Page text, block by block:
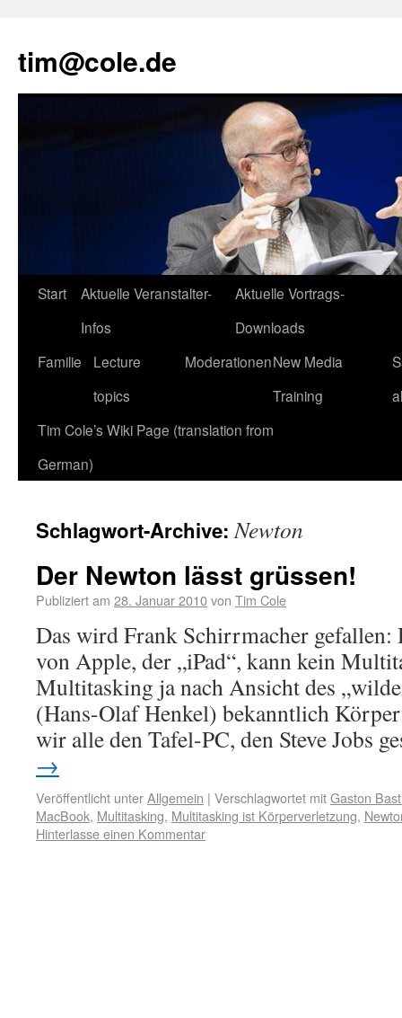
tim@cole.de
Start
Aktuelle Veranstalter-
Infos
Aktuelle Vortrags-
Downloads
Familie
Lecture
topics
ModerationenNew Media
Training
Tim Cole’s Wiki Page (translation from
German)
Schlagwort-Archive:Newton
Der Newton lässt grüssen!
Publiziert am 28. Januar 2010von Tim Cole
Das wird Frank Schirrmacher gefallen:
von Apple, der „iPad“, kann kein
Multitasking ja nach Ansicht des
(Hans-Olaf Henkel) bekanntlich
wir alle den Tafel-PC, den Steve Jobs
→
Veröffentlicht unterAllgemein | Verschlagwortet mitGaston
MacBook, Multitasking, Multitasking ist Körperverletzung,
Hinterlasse einen Kommentar